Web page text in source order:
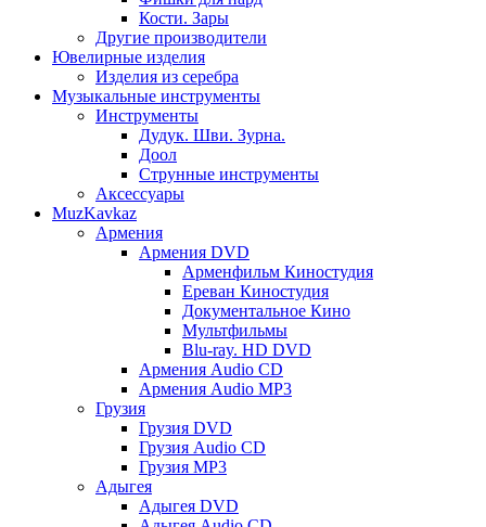
Кости. Зары
Другие производители
Ювелирные изделия
Изделия из серебра
Музыкальные инструменты
Инструменты
Дудук. Шви. Зурна.
Доол
Струнные инструменты
Аксессуары
MuzKavkaz
Армения
Армения DVD
Арменфильм Киностудия
Ереван Киностудия
Документальное Кино
Мультфильмы
Blu-ray. HD DVD
Армения Audio CD
Армения Audio MP3
Грузия
Грузия DVD
Грузия Audio CD
Грузия MP3
Адыгея
Адыгея DVD